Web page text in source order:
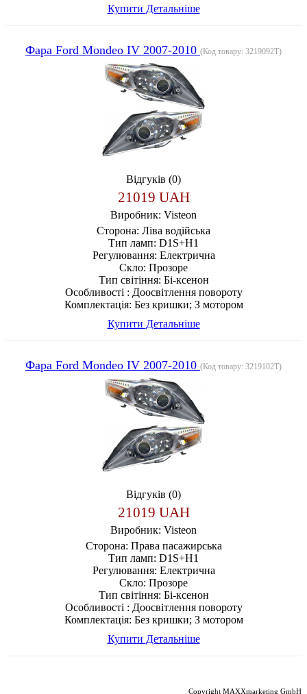
Купити Детальніше
Фара Ford Mondeo IV 2007-2010 (Код товару: 3219092T)
Відгуків (0)
21019 UAH
Виробник: Visteon
Сторона: Ліва водійська
Тип ламп: D1S+H1
Регулювання: Електрична
Скло: Прозоре
Тип світіння: Бі-ксенон
Особливості : Доосвітлення повороту
Комплектація: Без кришки; З мотором
Купити Детальніше
Фара Ford Mondeo IV 2007-2010 (Код товару: 3219102T)
Відгуків (0)
21019 UAH
Виробник: Visteon
Сторона: Права пасажирська
Тип ламп: D1S+H1
Регулювання: Електрична
Скло: Прозоре
Тип світіння: Бі-ксенон
Особливості : Доосвітлення повороту
Комплектація: Без кришки; З мотором
Купити Детальніше
Copyright MAXXmarketing GmbH